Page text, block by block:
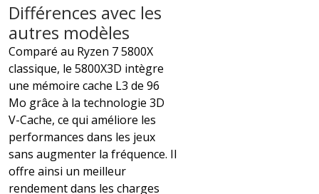
Différences avec les
autres modèles
Comparé au Ryzen 7 5800X
classique, le 5800X3D intègre
une mémoire cache L3 de 96
Mo grâce à la technologie 3D
V-Cache, ce qui améliore les
performances dans les jeux
sans augmenter la fréquence. Il
offre ainsi un meilleur
rendement dans les charges